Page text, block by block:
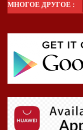
МНОГОЕ ДРУГОЕ :